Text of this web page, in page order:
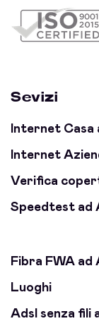
Sevizi
Internet Casa
Internet
Verifica
Speedtest ad
Fibra FWA ad
Luoghi
Adsl senza fili